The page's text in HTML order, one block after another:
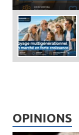
OPINIONS